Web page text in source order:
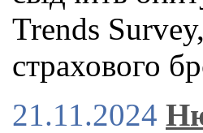
Trends
страхового
21.11.2024